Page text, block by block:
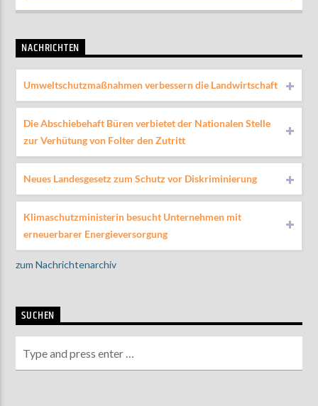
NACHRICHTEN
Umweltschutzmaßnahmen verbessern die Landwirtschaft
Die Abschiebehaft Büren verbietet der Nationalen Stelle
zur Verhütung von Folter den Zutritt
Neues Landesgesetz zum Schutz vor Diskriminierung
Klimaschutzministerin besucht Unternehmen mit
erneuerbarer Energieversorgung
zum Nachrichtenarchiv
SUCHEN